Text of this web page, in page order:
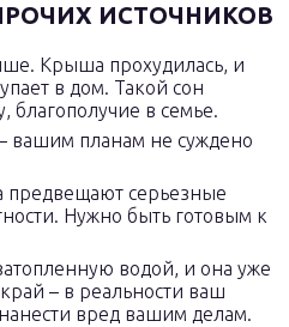
ИСТОЧНИКОВ
Крыша прохудилась, и
в дом. Такой сон
благополучие в семье.
вашим планам не суждено
предвещают серьезные
Нужно быть готовым к
водой, и она уже
– в реальности ваш
вред вашим делам.